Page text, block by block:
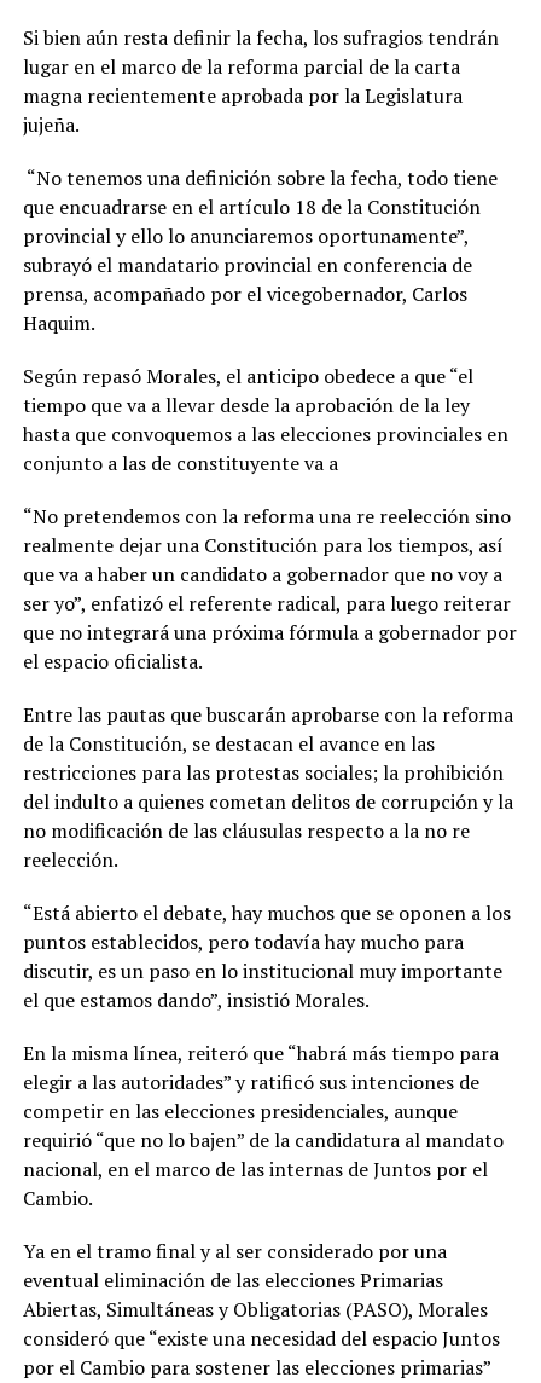
Si bien aún resta definir la fecha, los sufragios tendrán
lugar en el marco de la reforma parcial de la carta
magna recientemente aprobada por la Legislatura
jujeña.
“No tenemos una definición sobre la fecha, todo tiene
que encuadrarse en el artículo 18 de la Constitución
provincial y ello lo anunciaremos oportunamente”,
subrayó el mandatario provincial en conferencia de
prensa, acompañado por el vicegobernador, Carlos
Haquim.
Según repasó Morales, el anticipo obedece a que “el
tiempo que va a llevar desde la aprobación de la ley
hasta que convoquemos a las elecciones provinciales en
conjunto a las de constituyente va a
“No pretendemos con la reforma una re reelección sino
realmente dejar una Constitución para los tiempos, así
que va a haber un candidato a gobernador que no voy a
ser yo”, enfatizó el referente radical, para luego reiterar
que no integrará una próxima fórmula a gobernador por
el espacio oficialista.
Entre las pautas que buscarán aprobarse con la reforma
de la Constitución, se destacan el avance en las
restricciones para las protestas sociales; la prohibición
del indulto a quienes cometan delitos de corrupción y la
no modificación de las cláusulas respecto a la no re
reelección.
“Está abierto el debate, hay muchos que se oponen a los
puntos establecidos, pero todavía hay mucho para
discutir, es un paso en lo institucional muy importante
el que estamos dando”, insistió Morales.
En la misma línea, reiteró que “habrá más tiempo para
elegir a las autoridades” y ratificó sus intenciones de
competir en las elecciones presidenciales, aunque
requirió “que no lo bajen” de la candidatura al mandato
nacional, en el marco de las internas de Juntos por el
Cambio.
Ya en el tramo final y al ser considerado por una
eventual eliminación de las elecciones Primarias
Abiertas, Simultáneas y Obligatorias (PASO), Morales
consideró que “existe una necesidad del espacio Juntos
por el Cambio para sostener las elecciones primarias”